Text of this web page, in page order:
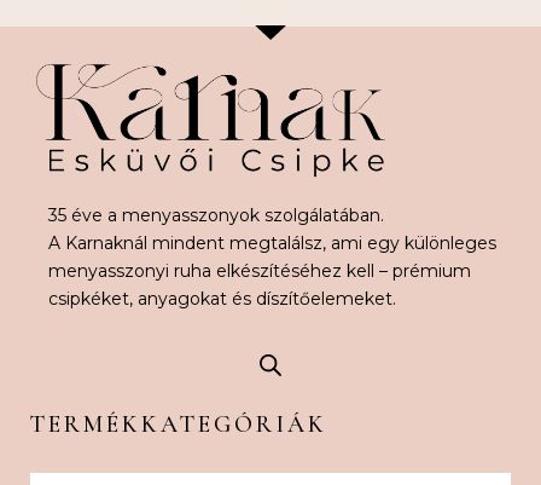
35 éve a menyasszonyok szolgálatában.
A Karnaknál mindent megtalálsz, ami egy különleges
menyasszonyi ruha elkészítéséhez kell – prémium
csipkéket, anyagokat és díszítőelemeket.
TERMÉKKATEGÓRIÁK